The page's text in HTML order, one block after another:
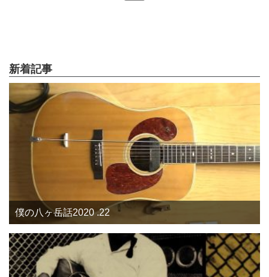
新着記事
僕の八ヶ岳話2020 .22